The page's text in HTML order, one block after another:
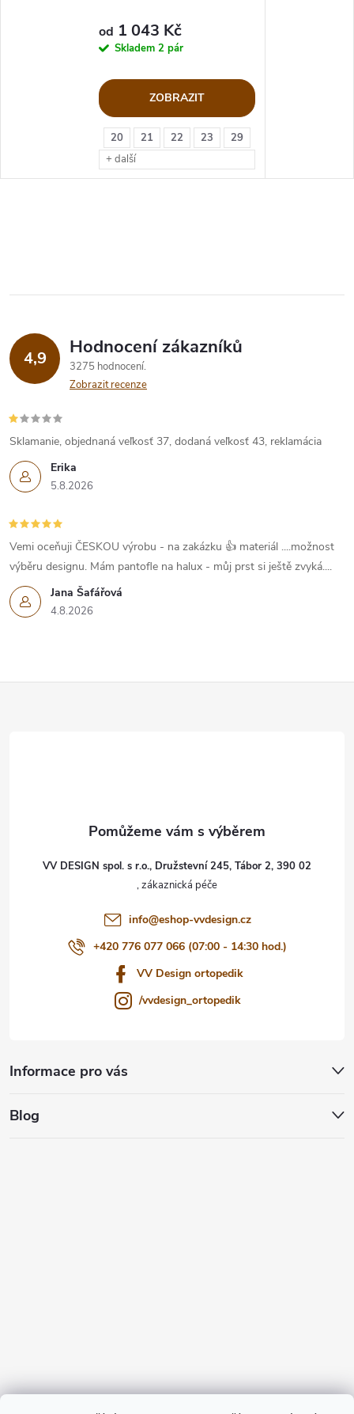
20 21 22 23
29
+ další
od 1 043 Kč
Skladem 2 pár
ZOBRAZIT
4,9 Hodnocení zákazníků
3275 hodnocení
Zobrazit recenze
Erika
5.8.2026
Sklamanie, objednaná veľkosť 37, dodaná veľkosť 43, reklamácia
Jana Šafářová
4.8.2026
Vemi oceňuji ČESKOU výrobu - na zakázku 👍 materiál ....možnost
výběru designu. Mám pantofle na halux - můj prst si ještě zvyká....
VV DESIGN spol. s r.o., Družstevní 245, Tábor 2, 390 02
info@eshop-vvdesign.cz
+420 776 077 066 (07:00 - 14:30 hod.)
VV Design ortopedik
/vvdesign_ortopedik
Informace pro vás
Blog